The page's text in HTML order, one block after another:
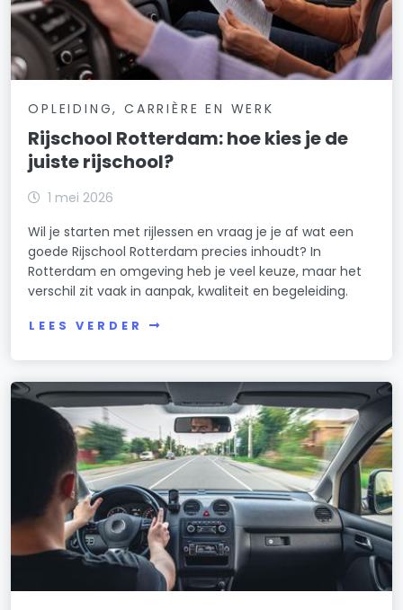
OPLEIDING, CARRIÈRE EN WERK
Rijschool Rotterdam: hoe kies je de
juiste rijschool?
1 mei 2026
Wil je starten met rijlessen en vraag je je af wat een
goede Rijschool Rotterdam precies inhoudt? In
Rotterdam en omgeving heb je veel keuze, maar het
verschil zit vaak in aanpak, kwaliteit en begeleiding.
LEES VERDER